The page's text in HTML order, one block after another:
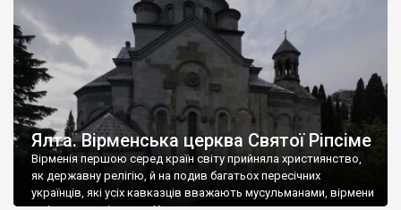
Ялта. Вірменська церква Святої Ріпсіме
Вірменія першою серед країн світу прийняла християнство,
як державну релігію, й на подив багатьох пересічних
українців, які усіх кавказців вважають мусульманами, вірмени